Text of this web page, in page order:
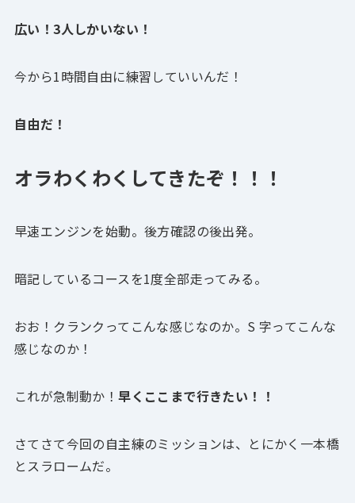
広い！3人しかいない！
今から1時間自由に練習していいんだ！
自由だ！
オラわくわくしてきたぞ！！！
早速エンジンを始動。後方確認の後出発。
暗記しているコースを1度全部走ってみる。
おお！クランクってこんな感じなのか。S 字ってこんな
感じなのか！
これが急制動か！早くここまで行きたい！！
さてさて今回の自主練のミッションは、とにかく一本橋
とスラロームだ。